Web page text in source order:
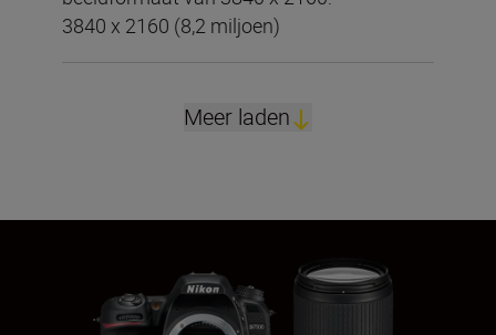
3840 x 2160 (8,2 miljoen)
Meer laden